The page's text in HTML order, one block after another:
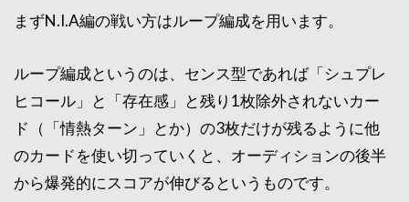
まずN.I.A編の戦い方はループ編成を用います。
ループ編成というのは、センス型であれば「シュプレ
ヒコール」と「存在感」と残り1枚除外されないカー
ド（「情熱ターン」とか）の3枚だけが残るように他
のカードを使い切っていくと、オーディションの後半
から爆発的にスコアが伸びるというものです。